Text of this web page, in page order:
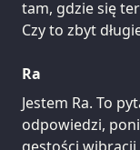
tam, gdzie się
Czy to zbyt
Ra
Jestem Ra. To
odpowiedzi,